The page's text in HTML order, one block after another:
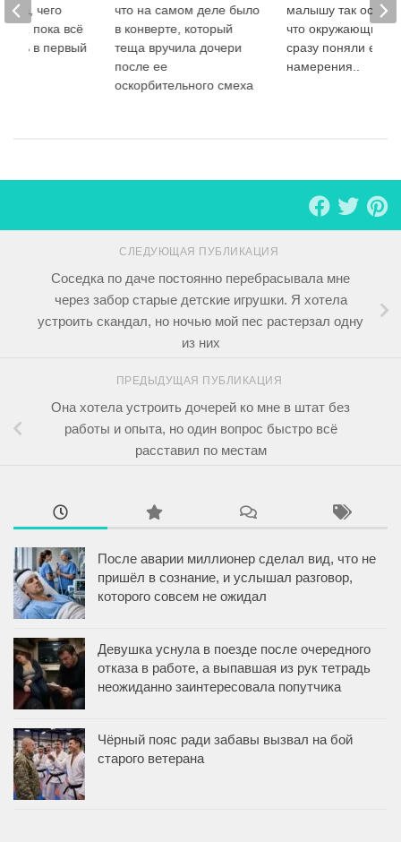
что на самом деле было
в конверте, который
теща вручила дочери
после ее
оскорбительного смеха
малышу так
что окружающие
сразу поняли её
намерения..
чего
пока всё
в первый
СЛЕДУЮЩАЯ ПУБЛИКАЦИЯ
Соседка по даче постоянно перебрасывала мне
через забор старые детские игрушки. Я хотела
устроить скандал, но ночью мой пес растерзал одну
из них
ПРЕДЫДУЩАЯ ПУБЛИКАЦИЯ
Она хотела устроить дочерей ко мне в штат без
работы и опыта, но один вопрос быстро всё
расставил по местам
После аварии миллионер сделал вид, что не
пришёл в сознание, и услышал разговор,
которого совсем не ожидал
Девушка уснула в поезде после очередного
отказа в работе, а выпавшая из рук тетрадь
неожиданно заинтересовала попутчика
Чёрный пояс ради забавы вызвал на бой
старого ветерана